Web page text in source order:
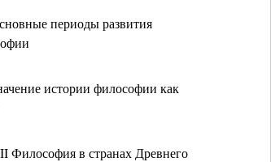
периоды развития
истории философии как
Философия в странах Древнего